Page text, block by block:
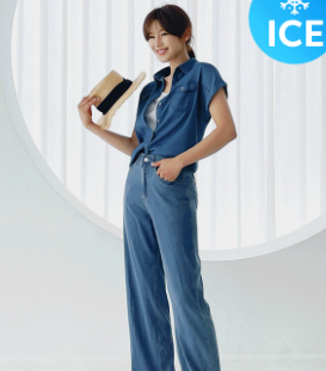
키별로 쿨리오셀 사이드절개 히든밴딩 와
이드 데님
S(25-26),M(27-28),L(29-30),XL(31-
32),2XL(33-34)
34,800원